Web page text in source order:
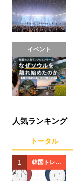
イベント
人気ランキング
トータル
1 韓国トレン
ド